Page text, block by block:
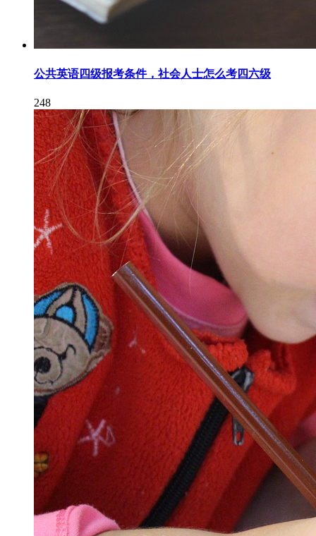
公共英语四级报考条件，社会人士怎么考四六级
248